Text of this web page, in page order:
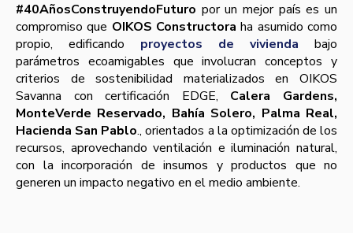
#40AñosConstruyendoFuturo por un mejor país es un
compromiso que OIKOS Constructora ha asumido como
propio, edificando proyectos de vivienda bajo
parámetros ecoamigables que involucran conceptos y
criterios de sostenibilidad materializados en OIKOS
Savanna con certificación EDGE, Calera Gardens,
MonteVerde Reservado, Bahía Solero, Palma Real,
Hacienda San Pablo., orientados a la optimización de los
recursos, aprovechando ventilación e iluminación natural,
con la incorporación de insumos y productos que no
generen un impacto negativo en el medio ambiente.